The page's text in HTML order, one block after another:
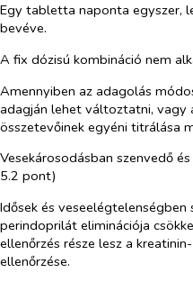
Egy tabletta naponta egyszer,
bevéve.
A fix dózisú kombináció nem
Amennyiben az adagolás
adagján lehet változtatni, vagy
összetevőinek egyéni titrálása
Vesekárosodásban szenvedő
5.2 pont)
Idősek és
perindoprilát eliminációja
ellenőrzés része lesz a
ellenőrzése.